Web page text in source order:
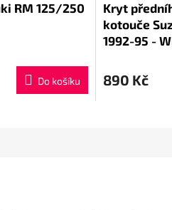
RM 125/250
Do košíku
Kryt
kotouče
1992-95 -
890 Kč